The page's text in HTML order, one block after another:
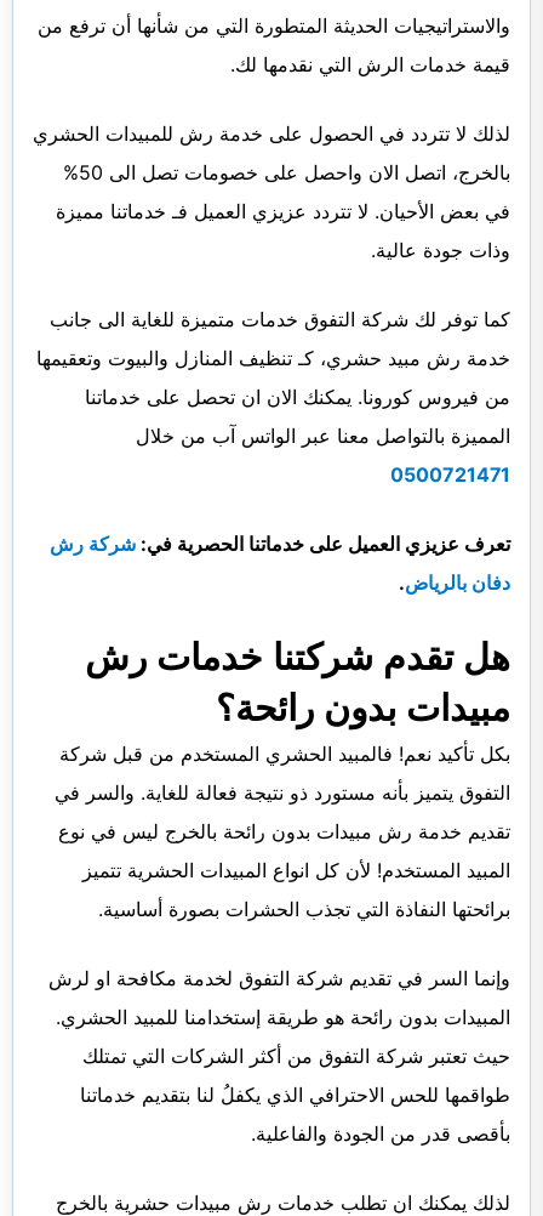
والاستراتيجيات الحديثة المتطورة التي من شأنها أن ترفع من
قيمة خدمات الرش التي نقدمها لك.
لذلك لا تتردد في الحصول على خدمة رش للمبيدات الحشري
بالخرج، اتصل الان واحصل على خصومات تصل الى 50%
في بعض الأحيان. لا تتردد عزيزي العميل فـ خدماتنا مميزة
وذات جودة عالية.
كما توفر لك شركة التفوق خدمات متميزة للغاية الى جانب
خدمة رش مبيد حشري، كـ تنظيف المنازل والبيوت وتعقيمها
من فيروس كورونا. يمكنك الان ان تحصل على خدماتنا
المميزة بالتواصل معنا عبر الواتس آب من خلال
0500721471
تعرف عزيزي العميل على خدماتنا الحصرية في: شركة رش
دفان بالرياض.
هل تقدم شركتنا خدمات رش
مبيدات بدون رائحة؟
بكل تأكيد نعم! فالمبيد الحشري المستخدم من قبل شركة
التفوق يتميز بأنه مستورد ذو نتيجة فعالة للغاية. والسر في
تقديم خدمة رش مبيدات بدون رائحة بالخرج ليس في نوع
المبيد المستخدم! لأن كل انواع المبيدات الحشرية تتميز
برائحتها النفاذة التي تجذب الحشرات بصورة أساسية.
وإنما السر في تقديم شركة التفوق لخدمة مكافحة او لرش
المبيدات بدون رائحة هو طريقة إستخدامنا للمبيد الحشري.
حيث تعتبر شركة التفوق من أكثر الشركات التي تمتلك
طواقمها للحس الاحترافي الذي يكفلُ لنا بتقديم خدماتنا
بأقصى قدر من الجودة والفاعلية.
لذلك يمكنك ان تطلب خدمات رش مبيدات حشرية بالخرج